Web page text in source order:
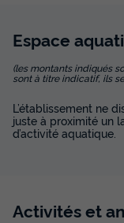
Espace
(les montants indiqués
sont à titre indicatif, ils
L’établissement ne
juste à proximité un
d’activité aquatique.
Activités et